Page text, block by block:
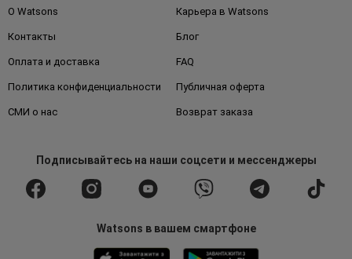
О Watsons Карьера в Watsons
Контакты Блог
Оплата и доставка FAQ
Политика конфиденциальности Публичная оферта
СМИ о нас Возврат заказа
Подписывайтесьна наши соцсети и мессенджеры
Watsons в вашем смартфоне